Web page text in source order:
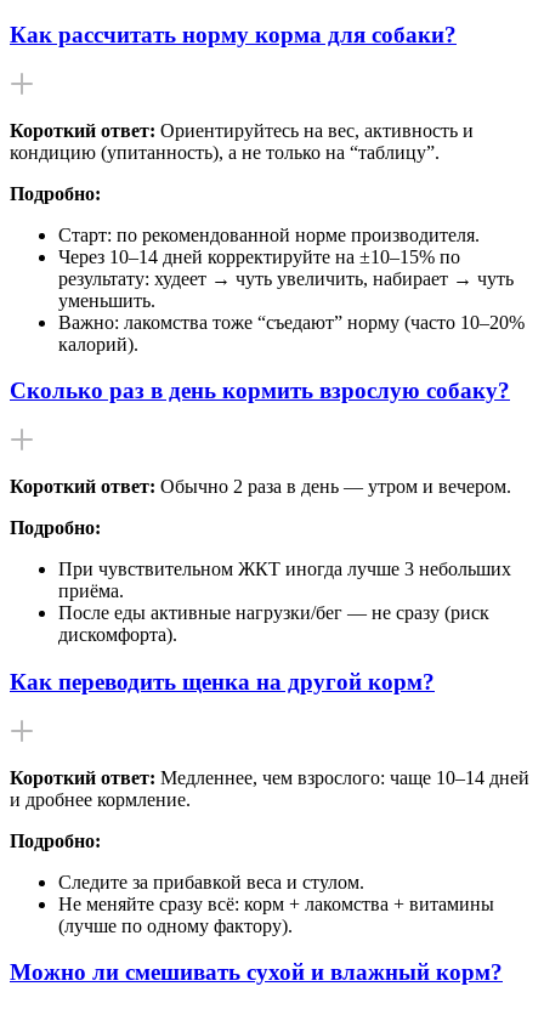
Как рассчитать норму корма для собаки?
Короткий ответ: Ориентируйтесь на вес, активность и
кондицию (упитанность), а не только на “таблицу”.
Подробно:
Старт: по рекомендованной норме производителя.
Через 10–14 дней корректируйте на ±10–15% по
результату: худеет → чуть увеличить, набирает → чуть
уменьшить.
Важно: лакомства тоже “съедают” норму (часто 10–20%
калорий).
Сколько раз в день кормить взрослую собаку?
Короткий ответ: Обычно 2 раза в день — утром и вечером.
Подробно:
При чувствительном ЖКТ иногда лучше 3 небольших
приёма.
После еды активные нагрузки/бег — не сразу (риск
дискомфорта).
Как переводить щенка на другой корм?
Короткий ответ: Медленнее, чем взрослого: чаще 10–14 дней
и дробнее кормление.
Подробно:
Следите за прибавкой веса и стулом.
Не меняйте сразу всё: корм + лакомства + витамины
(лучше по одному фактору).
Можно ли смешивать сухой и влажный корм?